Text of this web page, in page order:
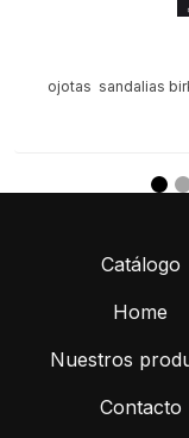
ojotas sandalias
Catálogo
Home
Nuestros
Contacto